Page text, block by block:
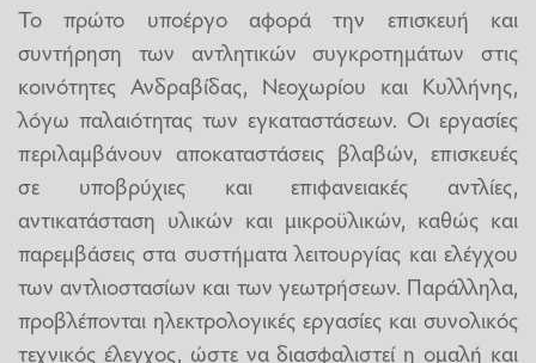
Το πρώτο υποέργο αφορά την επισκευή και
συντήρηση των αντλητικών συγκροτημάτων στις
κοινότητες Ανδραβίδας, Νεοχωρίου και Κυλλήνης,
λόγω παλαιότητας των εγκαταστάσεων. Οι εργασίες
περιλαμβάνουν αποκαταστάσεις βλαβών, επισκευές
σε υποβρύχιες και επιφανειακές αντλίες,
αντικατάσταση υλικών και μικροϋλικών, καθώς και
παρεμβάσεις στα συστήματα λειτουργίας και ελέγχου
των αντλιοστασίων και των γεωτρήσεων. Παράλληλα,
προβλέπονται ηλεκτρολογικές εργασίες και συνολικός
τεχνικός έλεγχος, ώστε να διασφαλιστεί η ομαλή και